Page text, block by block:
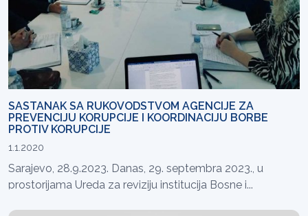
SASTANAK SA RUKOVODSTVOM AGENCIJE ZA
PREVENCIJU KORUPCIJE I KOORDINACIJU BORBE
PROTIV KORUPCIJE
1.1.2020
Sarajevo, 28.9.2023. Danas, 29. septembra 2023., u
prostorijama Ureda za reviziju institucija Bosne i...